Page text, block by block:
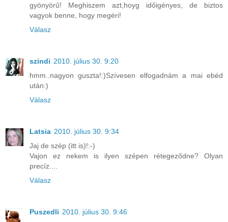
gyönyörű! Meghiszem azt,hoyg időigényes, de biztos
vagyok benne, hogy megéri!
Válasz
szindi 2010. július 30. 9:20
hmm..nagyon guszta!:)Szívesen elfogadnám a mai ebéd
után:)
Válasz
Latsia 2010. július 30. 9:34
Jaj de szép (itt is)!:-)
Vajon ez nekem is ilyen szépen rétegeződne? Olyan
precíz....
Válasz
Puszedli 2010. július 30. 9:46